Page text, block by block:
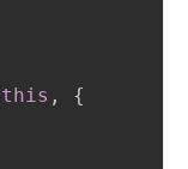
this ,
{